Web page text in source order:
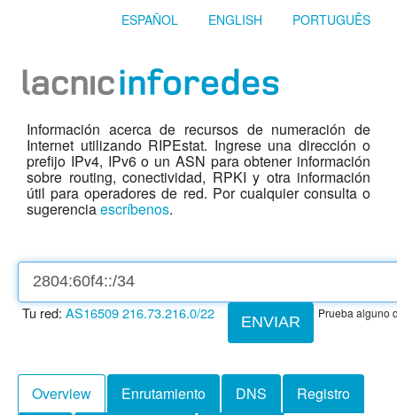
ESPAÑOL ENGLISH PORTUGUÊS
Información acerca de recursos de numeración de
Internet utilizando RIPEstat. Ingrese una dirección o
prefijo IPv4, IPv6 o un ASN para obtener información
sobre routing, conectividad, RPKI y otra información
útil para operadores de red. Por cualquier consulta o
sugerenciaescríbenos.
ENVIAR
Tu red: AS16509216.73.216.0/22 Prueba alguno
Overview Enrutamiento DNS
Registro